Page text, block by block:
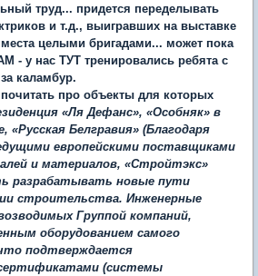
труд... придется переделывать
и т.д., выигравших на выставке
целыми бригадами... может пока
- у нас ТУТ тренировались ребята с
каламбур.
про объекты для которых
«Ля Дефанс», «Особняк» в
«Русская Белгравия» (Благодаря
европейскими поставщиками
и материалов, «Стройтэкс»
разрабатывать новые пути
строительства. Инженерные
Группой компаний,
оборудованием самого
подтверждается
(системы